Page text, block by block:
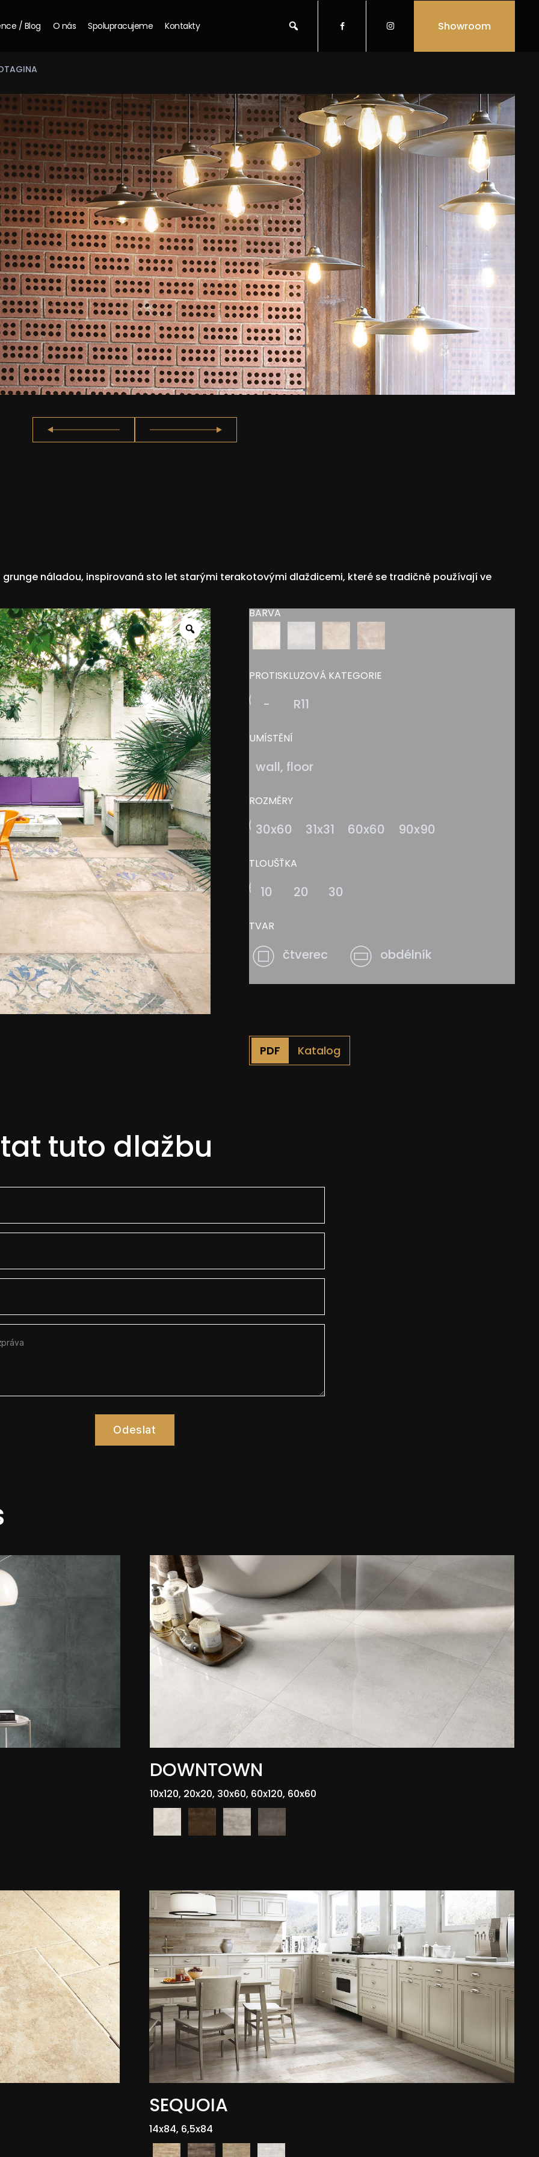
/ Blog O nás Spolupracujeme Kontakty   Showroom
náladou, inspirovaná sto let starými terakotovými dlaždicemi, které se tradičně používají ve
Zoom
BARVA
PROTISKLUZOVÁ KATEGORIE
- R11
UMÍSTĚNÍ
wall, floor
ROZMĚRY
30x60 31x31 60x60 90x90
TLOUŠŤKA
10 20 30
TVAR
čtverec obdélník
Katalog
tuto dlažbu
Odeslat
DOWNTOWN
10x120, 20x20, 30x60, 60x120, 60x60
SEQUOIA
14x84, 6,5x84